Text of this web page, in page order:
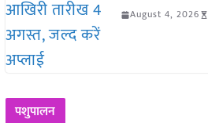
August 4, 2026
पशुपालन